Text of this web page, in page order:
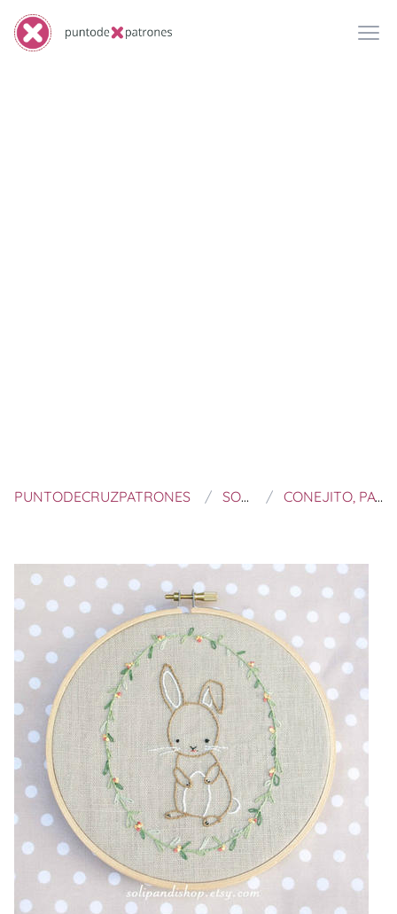
PUNTODECRUZPATRONES SOLIPANDI SHOP CONEJITO, PATRÓN DIGITAL PARA BORDAR